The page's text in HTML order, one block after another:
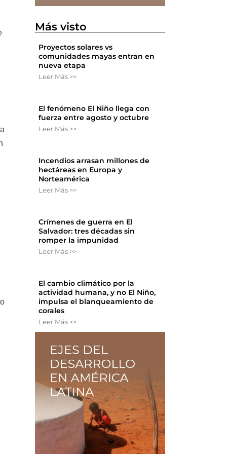
Más visto
Proyectos solares vs
comunidades mayas entran en
nueva etapa
Leer Más >>
El fenómeno El Niño llega con
fuerza entre agosto y octubre
Leer Más >>
Incendios arrasan millones de
hectáreas en Europa y
Norteamérica
Leer Más >>
Crímenes de guerra en El
Salvador: tres décadas sin
romper la impunidad
Leer Más >>
El cambio climático por la
actividad humana, y no El Niño,
impulsa el blanqueamiento de
corales
Leer Más >>